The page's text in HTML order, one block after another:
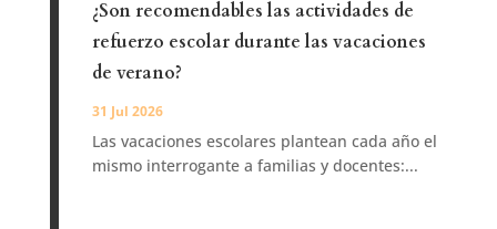
¿Son recomendables las actividades de
refuerzo escolar durante las vacaciones
de verano?
31 Jul 2026
Las vacaciones escolares plantean cada año el
mismo interrogante a familias y docentes:...